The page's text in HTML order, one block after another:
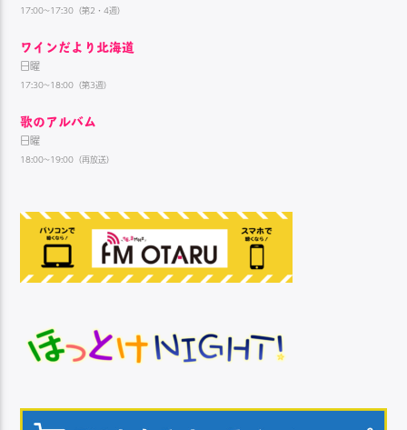
17:00~17:30（第2・4週）
ワインだより北海道
日曜
17:30~18:00（第3週）
歌のアルバム
日曜
18:00~19:00（再放送）